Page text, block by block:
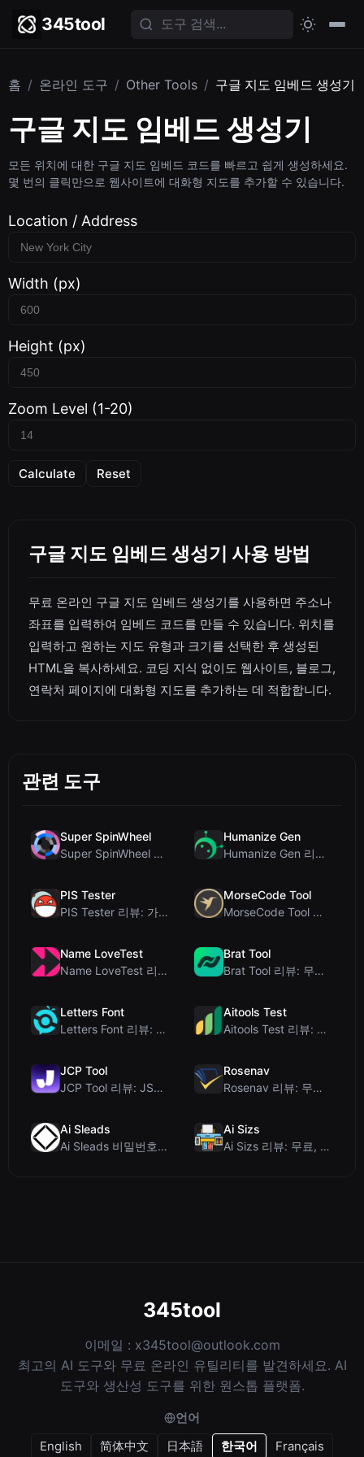
345tool
홈 / 온라인 도구 / Other Tools / 구글 지도 임베드 생성기
구글 지도 임베드 생성기
모든 위치에 대한 구글 지도 임베드 코드를 빠르고 쉽게 생성하세요.
몇 번의 클릭만으로 웹사이트에 대화형 지도를 추가할 수 있습니다.
Location / Address
Width (px)
Height (px)
Zoom Level (1-20)
Calculate Reset
구글 지도 임베드 생성기 사용 방법
무료 온라인 구글 지도 임베드 생성기를 사용하면 주소나
좌표를 입력하여 임베드 코드를 만들 수 있습니다. 위치를
입력하고 원하는 지도 유형과 크기를 선택한 후 생성된
HTML을 복사하세요. 코딩 지식 없이도 웹사이트, 블로그,
연락처 페이지에 대화형 지도를 추가하는 데 적합합니다.
관련 도구
Super SpinWheel
Super SpinWheel 리뷰: 개인정보 보호 우선 무료 휠 스피너
Humanize Gen
Humanize Gen 리뷰: 이 무료 AI 휴머나이저 심층 분석
PIS Tester
PIS Tester 리뷰: 가짜 친구를 색출하는 AI 없는 우정 퀴즈
MorseCode Tool
MorseCode Tool 리뷰: 오디오 및 조명을 갖춘 무료 온라인 텍스트-모스 부호 변...
Name LoveTest
Name LoveTest 리뷰: 공유 가능한 이미지를 갖춘 개인정보 보호 중심의 연애 궁합...
Brat Tool
Brat Tool 리뷰: 무료 Charli XCX 스타일 Brat 텍스트 생성기
Letters Font
Letters Font 리뷰: 인스타그램 등에서 사용 가능한 무료 유니코드 글꼴 생성기
Aitools Test
Aitools Test 리뷰: 무료 브라우저 기반 AI 탐지기, 토큰 카운터 및 비용 추정...
JCP Tool
JCP Tool 리뷰: JSON, CSV, YAML, XML을 위한 무료 클라이언트 측 데...
Rosenav
Rosenav 리뷰: 무료 온라인 코사인 유사도 검사기 및 텍스트 차이 비교 도구
Ai Sleads
Ai Sleads 비밀번호 강도 검사기 리뷰: 제로 업로드, 실시간 엔트로피 분석
Ai Sizs
Ai Sizs 리뷰: 무료, 프라이빗 이미지 유사도 및 블러 감지 도구
345tool
이메일 : x345tool@outlook.com
최고의 AI 도구와 무료 온라인 유틸리티를 발견하세요. AI
도구와 생산성 도구를 위한 원스톱 플랫폼.
언어
English
简体中文 日本語 한국어 Français